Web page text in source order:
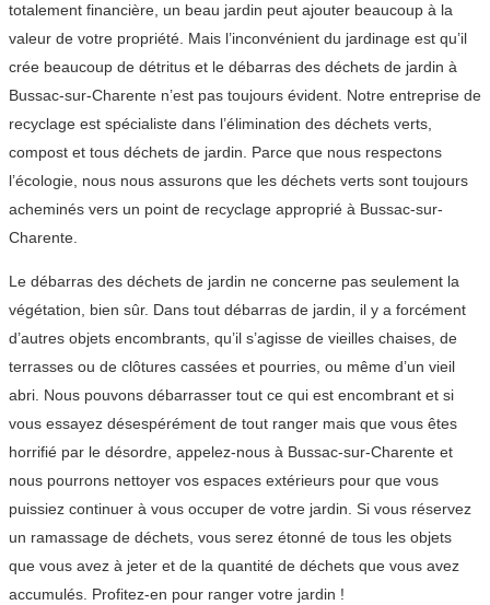
totalement financière, un beau jardin peut ajouter beaucoup à la
valeur de votre propriété. Mais l’inconvénient du jardinage est qu’il
crée beaucoup de détritus et le débarras des déchets de jardin à
Bussac-sur-Charente n’est pas toujours évident. Notre entreprise de
recyclage est spécialiste dans l’élimination des déchets verts,
compost et tous déchets de jardin. Parce que nous respectons
l’écologie, nous nous assurons que les déchets verts sont toujours
acheminés vers un point de recyclage approprié à Bussac-sur-
Charente.
Le débarras des déchets de jardin ne concerne pas seulement la
végétation, bien sûr. Dans tout débarras de jardin, il y a forcément
d’autres objets encombrants, qu’il s’agisse de vieilles chaises, de
terrasses ou de clôtures cassées et pourries, ou même d’un vieil
abri. Nous pouvons débarrasser tout ce qui est encombrant et si
vous essayez désespérément de tout ranger mais que vous êtes
horrifié par le désordre, appelez-nous à Bussac-sur-Charente et
nous pourrons nettoyer vos espaces extérieurs pour que vous
puissiez continuer à vous occuper de votre jardin. Si vous réservez
un ramassage de déchets, vous serez étonné de tous les objets
que vous avez à jeter et de la quantité de déchets que vous avez
accumulés. Profitez-en pour ranger votre jardin !